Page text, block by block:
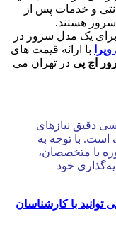
و خدمات پس از
هستند.
یک مدل سرور در
با ارائه قیمت های
اچ پی در تهران می
دقیق نیازهای
با توجه به
با متخصصان،
خود
با کارشناسان